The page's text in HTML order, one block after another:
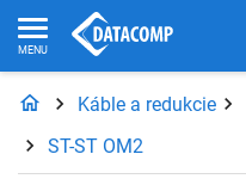
Káble a redukcie
ST-ST OM2